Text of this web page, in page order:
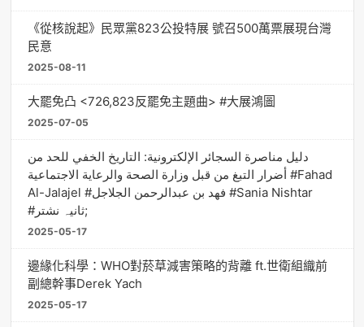
《從核說起》民眾黨823公投特展 號召500萬票展現台灣
民意
2025-08-11
大罷免凸 <726,823反罷免主題曲> #大展鴻圖
2025-07-05
دليل مناصرة السجائر الإلكترونية: التاريخ الخفي للحد من
أضرار التبغ من قبل وزارة الصحة والرعاية الاجتماعية #Fahad
Al-Jalajel #فهد بن عبدالرحمن الجلاجل #Sania Nishtar
#ثانیہ نشتر;
2025-05-17
邊緣化科學：WHO對菸草減害策略的背離 ft.世衛組織前
副總幹事Derek Yach
2025-05-17